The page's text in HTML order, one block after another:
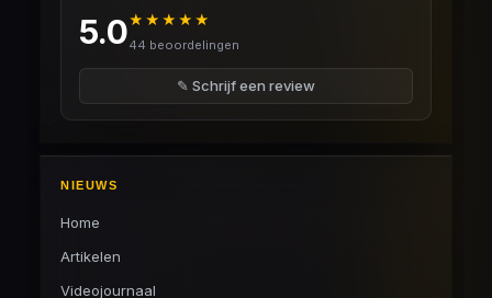
5.0★★★★★
44 beoordelingen
✎ Schrijf een review
NIEUWS
Home
Artikelen
Videojournaal